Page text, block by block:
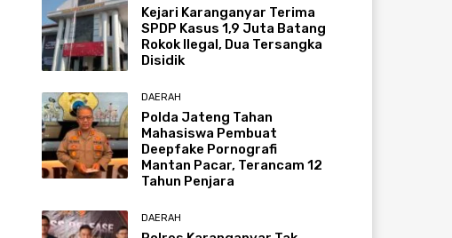
Kejari Karanganyar Terima
SPDP Kasus 1,9 Juta Batang
Rokok Ilegal, Dua Tersangka
Disidik
DAERAH
Polda Jateng Tahan
Mahasiswa Pembuat
Deepfake Pornografi
Mantan Pacar, Terancam 12
Tahun Penjara
DAERAH